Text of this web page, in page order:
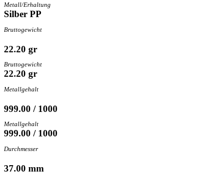
Metall/Erhaltung
Silber PP
Bruttogewicht
22.20 gr
Bruttogewicht
22.20 gr
Metallgehalt
999.00 / 1000
Metallgehalt
999.00 / 1000
Durchmesser
37.00 mm